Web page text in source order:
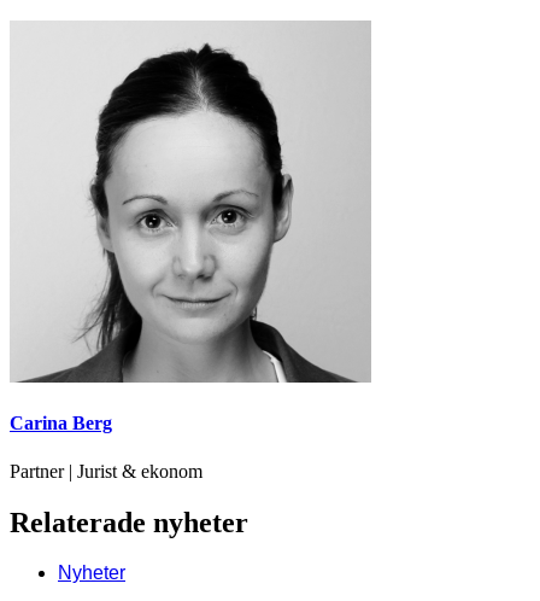
Carina Berg
Partner | Jurist & ekonom
Relaterade nyheter
Nyheter